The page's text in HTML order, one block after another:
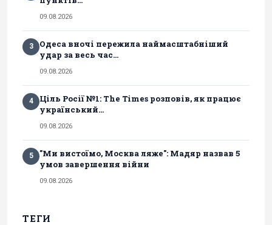
09.08.2026
3
Одеса вночі пережила наймасштабніший
удар за весь час...
09.08.2026
4
Ціль Росії №1: The Times розповів, як працює
український...
09.08.2026
5
"Ми вистоїмо, Москва ляже": Мадяр назвав 5
умов завершення війни
09.08.2026
ТЕГИ